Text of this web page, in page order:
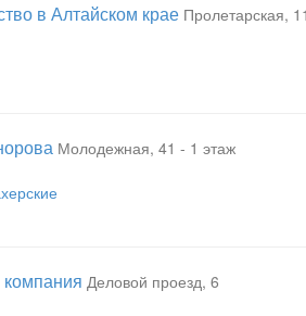
в Алтайском крае Пролетарская,
Молодежная, 41 - 1 этаж
Деловой проезд, 6